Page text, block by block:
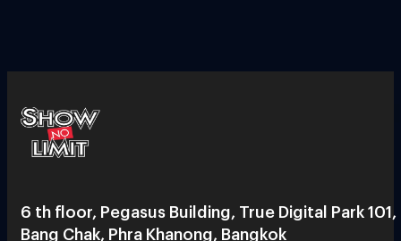
6 th floor, Pegasus Building, True Digital Park 101,
Bang Chak, Phra Khanong, Bangkok